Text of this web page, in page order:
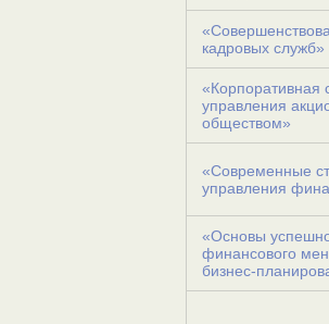
кадровых служб»
«Корпоративная
управления
обществом»
«Современные
управления
«Основы
финансового
бизнес-